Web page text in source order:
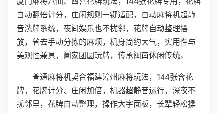
自动翻倍计分，庄闲规则一键适配，自动麻将机超静
音洗牌系统，夜间娱乐也不扰邻，花牌自动整理摆
放，省去手动分拣的麻烦，机身简约大气，实用性与
美观性兼具，阖家团圆玩牌，传承闽南休闲传统。
普通麻将机契合福建漳州麻将玩法，144张含花
牌，花牌计分、庄闲加倍，机器超静音运行，深夜不
扰邻里，花牌自动整理，操作大字面板，长辈轻松操